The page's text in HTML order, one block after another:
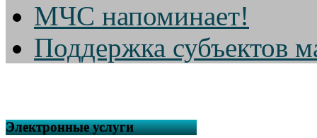
МЧС напоминает!
Поддержка субъектов
Электронные услуги